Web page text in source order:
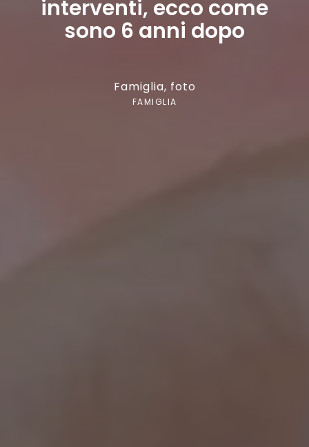
interventi, ecco come
sono 6 anni dopo
Famiglia, foto
FAMIGLIA